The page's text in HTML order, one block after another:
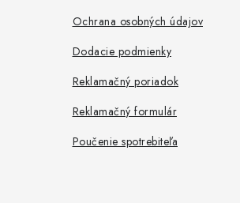
Ochrana osobných údajov
Dodacie podmienky
Reklamačný poriadok
Reklamačný formulár
Poučenie spotrebiteľa